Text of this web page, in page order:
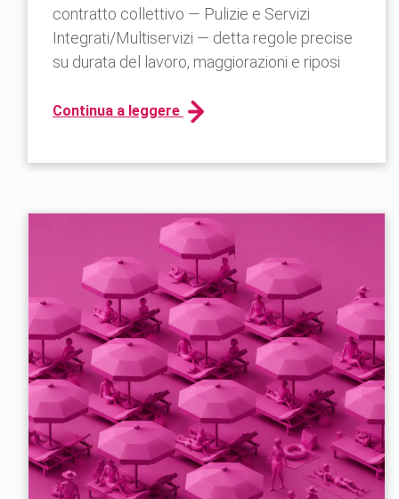
contratto collettivo — Pulizie e Servizi
Integrati/Multiservizi — detta regole precise
su durata del lavoro, maggiorazioni e riposi
Continua a leggere